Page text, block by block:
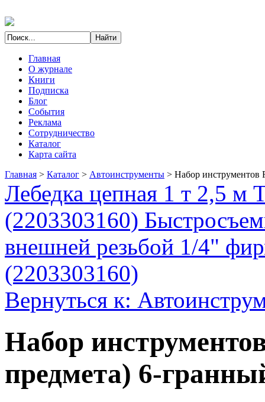
Главная
О журнале
Книги
Подписка
Блог
События
Реклама
Сотрудничество
Каталог
Карта сайта
Главная > Каталог > Автоинструменты > Набор инструментов
Лебедка цепная 1 т 2,5 м
(2203303160)
внешней резьбой 1/4"
(2203303160)
Вернуться к:
Набор
предмета) 6-